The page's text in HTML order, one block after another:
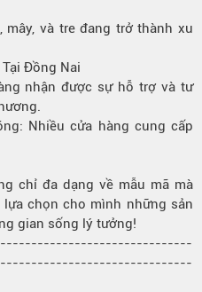
và tre đang trở thành xu
Đồng Nai
nhận được sự hỗ trợ và tư
Nhiều cửa hàng cung cấp
chỉ đa dạng về mẫu mã mà
chọn cho mình những sản
gian sống lý tưởng!